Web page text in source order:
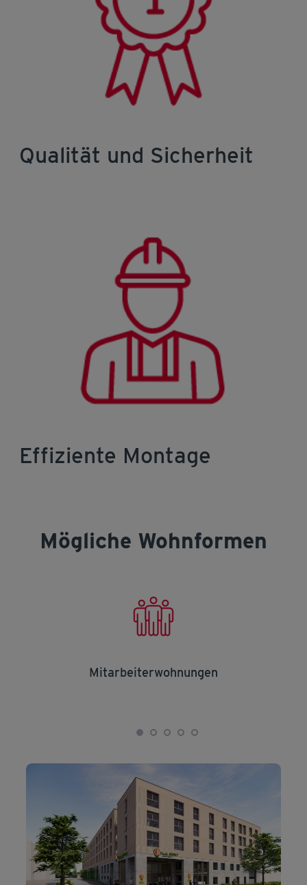
Qualität und Sicherheit
Effiziente Montage
Mögliche Wohnformen
Mitarbeiterwohnungen